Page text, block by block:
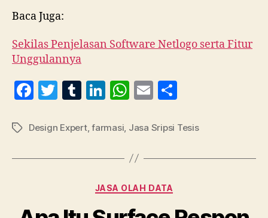
Baca Juga:
Sekilas Penjelasan Software Netlogo serta Fitur
Unggulannya
F
c
b
T
itt
T
m
r
Li
k
dI
n
W
at
s
A
p
p
E
ai a
Tag Design Expert,farmasi Jasa Sripsi Tesis
Kategori
JASA OLAH DATA